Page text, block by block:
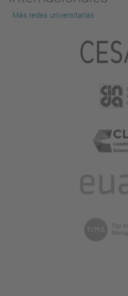
Más redes universitarias